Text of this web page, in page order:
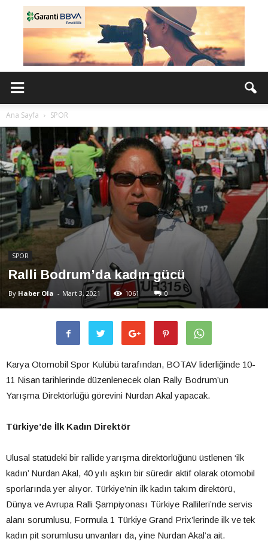
Ana Sayfa SPOR
SPOR
Ralli Bodrum’da kadın gücü
By Haber Ola - Mart 3, 2021 1061 0
Karya Otomobil Spor Kulübü tarafından, BOTAV liderliğinde 10-
11 Nisan tarihlerinde düzenlenecek olan Rally Bodrum’un
Yarışma Direktörlüğü görevini Nurdan Akal yapacak.
Türkiye’de İlk Kadın Direktör
Ulusal statüdeki bir rallide yarışma direktörlüğünü üstlenen ‘ilk
kadın’ Nurdan Akal, 40 yılı aşkın bir süredir aktif olarak otomobil
sporlarında yer alıyor. Türkiye’nin ilk kadın takım direktörü,
Dünya ve Avrupa Ralli Şampiyonası Türkiye Rallileri’nde servis
alanı sorumlusu, Formula 1 Türkiye Grand Prix’lerinde ilk ve tek
kadın pit sorumlusu unvanları da, yine Nurdan Akal’a ait.